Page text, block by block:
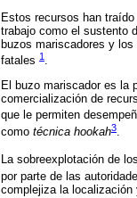
Estos recursos han
trabajo como el sustento
buzos mariscadores y
fatales 1 .
El buzo mariscador es la
comercialización de
que le permiten
como técnica hookah3.
La sobreexplotación de
por parte de las
complejiza la